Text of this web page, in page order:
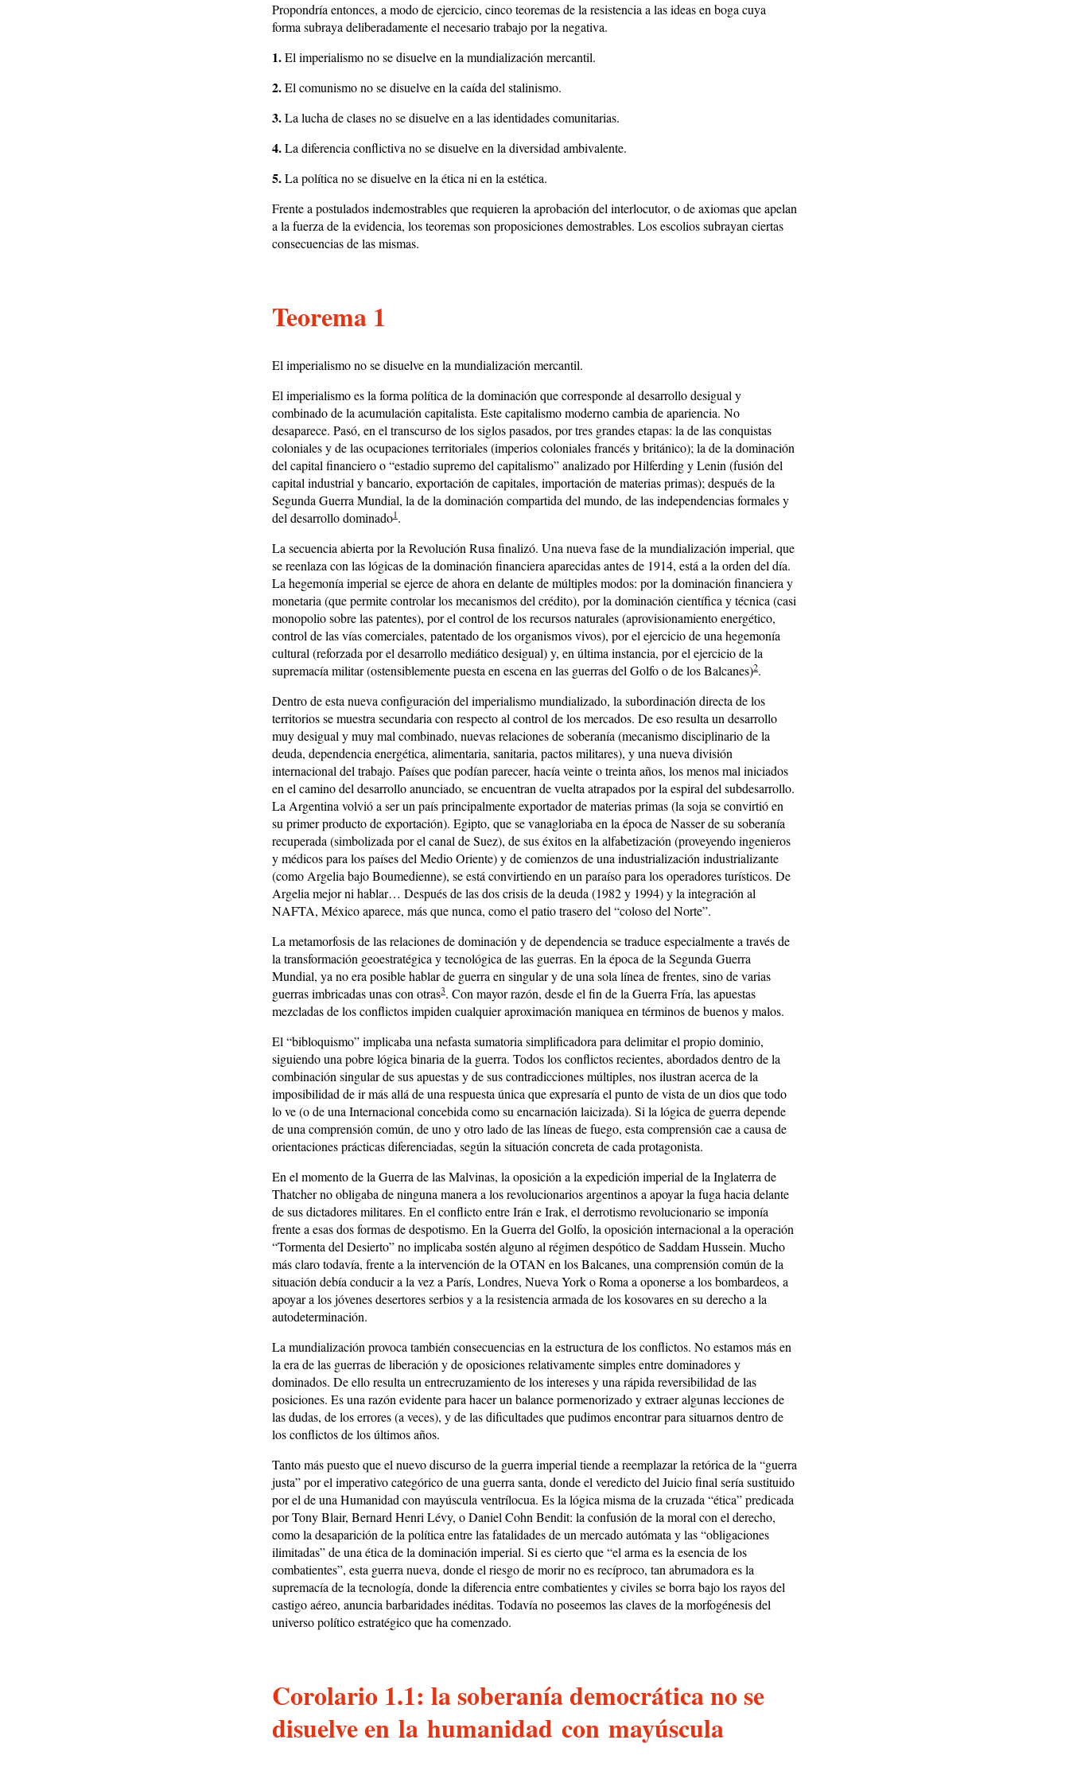
Propondría entonces, a modo de ejercicio, cinco teoremas de la resistencia a las ideas en boga cuya
forma subraya deliberadamente el necesario trabajo por la negativa.
1.El imperialismo no se disuelve en la mundialización mercantil.
2.El comunismo no se disuelve en la caída del stalinismo.
3.La lucha de clases no se disuelve en a las identidades comunitarias.
4.La diferencia conflictiva no se disuelve en la diversidad ambivalente.
5.La política no se disuelve en la ética ni en la estética.
Frente a postulados indemostrables que requieren la aprobación del interlocutor, o de axiomas que apelan
a la fuerza de la evidencia, los teoremas son proposiciones demostrables. Los escolios subrayan ciertas
consecuencias de las mismas.
Teorema 1
El imperialismo no se disuelve en la mundialización mercantil.
El imperialismo es la forma política de la dominación que corresponde al desarrollo desigual y
combinado de la acumulación capitalista. Este capitalismo moderno cambia de apariencia. No
desaparece. Pasó, en el transcurso de los siglos pasados, por tres grandes etapas: la de las conquistas
coloniales y de las ocupaciones territoriales (imperios coloniales francés y británico); la de la dominación
del capital financiero o “estadio supremo del capitalismo” analizado por Hilferding y Lenin (fusión del
capital industrial y bancario, exportación de capitales, importación de materias primas); después de la
Segunda Guerra Mundial, la de la dominación compartida del mundo, de las independencias formales y
del desarrollo dominado1.
La secuencia abierta por la Revolución Rusa finalizó. Una nueva fase de la mundialización imperial, que
se reenlaza con las lógicas de la dominación financiera aparecidas antes de 1914, está a la orden del día.
La hegemonía imperial se ejerce de ahora en delante de múltiples modos: por la dominación financiera y
monetaria (que permite controlar los mecanismos del crédito), por la dominación científica y técnica (casi
monopolio sobre las patentes), por el control de los recursos naturales (aprovisionamiento energético,
control de las vías comerciales, patentado de los organismos vivos), por el ejercicio de una hegemonía
cultural (reforzada por el desarrollo mediático desigual) y, en última instancia, por el ejercicio de la
supremacía militar (ostensiblemente puesta en escena en las guerras del Golfo o de los Balcanes)2.
Dentro de esta nueva configuración del imperialismo mundializado, la subordinación directa de los
territorios se muestra secundaria con respecto al control de los mercados. De eso resulta un desarrollo
muy desigual y muy mal combinado, nuevas relaciones de soberanía (mecanismo disciplinario de la
deuda, dependencia energética, alimentaria, sanitaria, pactos militares), y una nueva división
internacional del trabajo. Países que podían parecer, hacía veinte o treinta años, los menos mal iniciados
en el camino del desarrollo anunciado, se encuentran de vuelta atrapados por la espiral del subdesarrollo.
La Argentina volvió a ser un país principalmente exportador de materias primas (la soja se convirtió en
su primer producto de exportación). Egipto, que se vanagloriaba en la época de Nasser de su soberanía
recuperada (simbolizada por el canal de Suez), de sus éxitos en la alfabetización (proveyendo ingenieros
y médicos para los países del Medio Oriente) y de comienzos de una industrialización industrializante
(como Argelia bajo Boumedienne), se está convirtiendo en un paraíso para los operadores turísticos. De
Argelia mejor ni hablar… Después de las dos crisis de la deuda (1982 y 1994) y la integración al
NAFTA, México aparece, más que nunca, como el patio trasero del “coloso del Norte”.
La metamorfosis de las relaciones de dominación y de dependencia se traduce especialmente a través de
la transformación geoestratégica y tecnológica de las guerras. En la época de la Segunda Guerra
Mundial, ya no era posible hablar de guerra en singular y de una sola línea de frentes, sino de varias
guerras imbricadas unas con otras3. Con mayor razón, desde el fin de la Guerra Fría, las apuestas
mezcladas de los conflictos impiden cualquier aproximación maniquea en términos de buenos y malos.
El “bibloquismo” implicaba una nefasta sumatoria simplificadora para delimitar el propio dominio,
siguiendo una pobre lógica binaria de la guerra. Todos los conflictos recientes, abordados dentro de la
combinación singular de sus apuestas y de sus contradicciones múltiples, nos ilustran acerca de la
imposibilidad de ir más allá de una respuesta única que expresaría el punto de vista de un dios que todo
lo ve (o de una Internacional concebida como su encarnación laicizada). Si la lógica de guerra depende
de una comprensión común, de uno y otro lado de las líneas de fuego, esta comprensión cae a causa de
orientaciones prácticas diferenciadas, según la situación concreta de cada protagonista.
En el momento de la Guerra de las Malvinas, la oposición a la expedición imperial de la Inglaterra de
Thatcher no obligaba de ninguna manera a los revolucionarios argentinos a apoyar la fuga hacia delante
de sus dictadores militares. En el conflicto entre Irán e Irak, el derrotismo revolucionario se imponía
frente a esas dos formas de despotismo. En la Guerra del Golfo, la oposición internacional a la operación
“Tormenta del Desierto” no implicaba sostén alguno al régimen despótico de Saddam Hussein. Mucho
más claro todavía, frente a la intervención de la OTAN en los Balcanes, una comprensión común de la
situación debía conducir a la vez a París, Londres, Nueva York o Roma a oponerse a los bombardeos, a
apoyar a los jóvenes desertores serbios y a la resistencia armada de los kosovares en su derecho a la
autodeterminación.
La mundialización provoca también consecuencias en la estructura de los conflictos. No estamos más en
la era de las guerras de liberación y de oposiciones relativamente simples entre dominadores y
dominados. De ello resulta un entrecruzamiento de los intereses y una rápida reversibilidad de las
posiciones. Es una razón evidente para hacer un balance pormenorizado y extraer algunas lecciones de
las dudas, de los errores (a veces), y de las dificultades que pudimos encontrar para situarnos dentro de
los conflictos de los últimos años.
Tanto más puesto que el nuevo discurso de la guerra imperial tiende a reemplazar la retórica de la “guerra
justa” por el imperativo categórico de una guerra santa, donde el veredicto del Juicio final sería sustituido
por el de una Humanidad con mayúscula ventrílocua. Es la lógica misma de la cruzada “ética” predicada
por Tony Blair, Bernard Henri Lévy, o Daniel Cohn Bendit: la confusión de la moral con el derecho,
como la desaparición de la política entre las fatalidades de un mercado autómata y las “obligaciones
ilimitadas” de una ética de la dominación imperial. Si es cierto que “el arma es la esencia de los
combatientes”, esta guerra nueva, donde el riesgo de morir no es recíproco, tan abrumadora es la
supremacía de la tecnología, donde la diferencia entre combatientes y civiles se borra bajo los rayos del
castigo aéreo, anuncia barbaridades inéditas. Todavía no poseemos las claves de la morfogénesis del
universo político estratégico que ha comenzado.
Corolario 1.1: la soberanía democrática no se
disuelve en la humanidad con mayúscula